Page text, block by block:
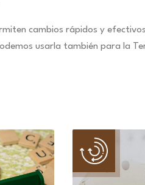
cambios rápidos y
usarla también para la